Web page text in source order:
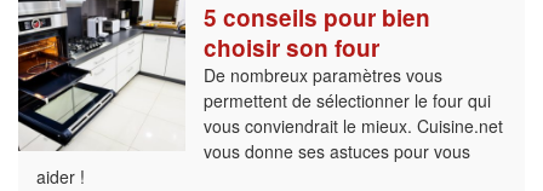
5 conseils pour bien
choisir son four
De nombreux paramètres vous
permettent de sélectionner le four qui
vous conviendrait le mieux. Cuisine.net
vous donne ses astuces pour vous
aider !